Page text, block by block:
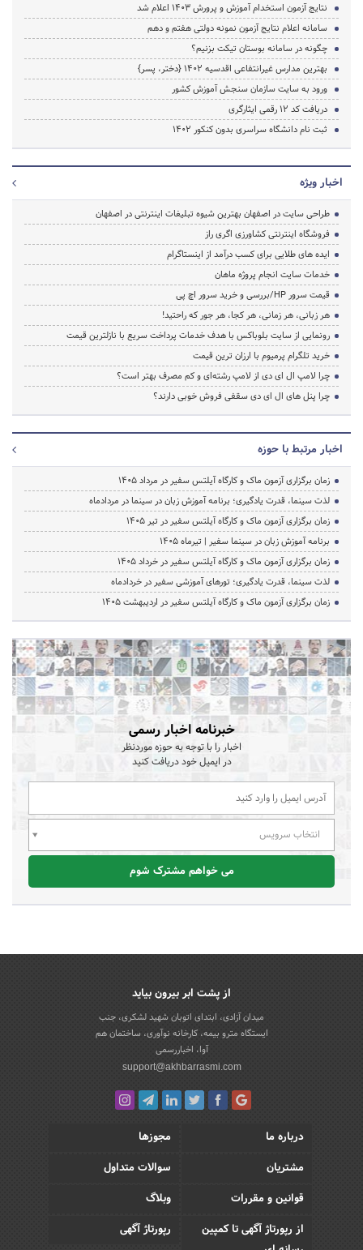
نتایج آزمون استخدام آموزش و پرورش ۱۴۰۳ اعلام شد
سامانه اعلام نتایج آزمون نمونه دولتی هفتم و دهم
چگونه در سامانه بوستان تیکت بزنیم؟
بهترین مدارس غیرانتفاعی اقدسیه 1402 {دختر، پسر}
ورود به سایت سازمان سنجش آموزش کشور
دریافت کد 12 رقمی ایثارگری
ثبت نام دانشگاه سراسری بدون کنکور ۱۴۰۲
اخبار ویژه
طراحی سایت در اصفهان بهترین شیوه تبلیغات اینترنتی در اصفهان
فروشگاه اینترنتی کشاورزی اگری راز
ایده های طلایی برای کسب درآمد از اینستاگرام
خدمات سایت انجام پروژه ماهان
قیمت سرور HP/بررسی و خرید سرور اچ پی
هر زبانی، هر زمانی، هر کجا، هر جور که راحتید!
رونمایی از سایت بلوباکس با هدف خدمات پرداخت سریع با نازلترین قیمت
خرید تلگرام پرمیوم با ارزان ترین قیمت
چرا لامپ ال ای دی از لامپ رشته‌ای و کم مصرف بهتر است؟
چرا پنل های ال ای دی سقفی فروش خوبی دارند؟
اخبار مرتبط با حوزه
زمان برگزاری آزمون ماک و کارگاه آیلتس سفیر در مرداد 1405
لذت سینما، قدرت یادگیری؛ برنامه آموزش زبان در سینما در مردادماه
زمان برگزاری آزمون ماک و کارگاه آیلتس سفیر در تیر 1405
برنامه آموزش زبان در سینما سفیر | تیرماه ۱۴۰۵
زمان برگزاری آزمون ماک و کارگاه آیلتس سفیر در خرداد 1405
لذت سینما، قدرت یادگیری؛ تورهای آموزشی سفیر در خردادماه
زمان برگزاری آزمون ماک و کارگاه آیلتس سفیر در اردیبهشت 1405
خبرنامه اخبار رسمی
اخبار را با توجه به حوزه موردنظر
در ایمیل خود دریافت کنید
انتخاب سرویس
می خواهم مشترک شوم
از پشت ابر بیرون بیاید
میدان آزادی، ابتدای اتوبان شهید لشکری، جنب
ایستگاه مترو بیمه، کارخانه نوآوری، ساختمان هم
آوا، اخباررسمی
support@akhbarrasmi.com
درباره ما
مجوزها
مشتریان
سوالات متداول
قوانین و مقررات
وبلاگ
از رپورتاژ آگهی تا کمپین
رپورتاژ آگهی